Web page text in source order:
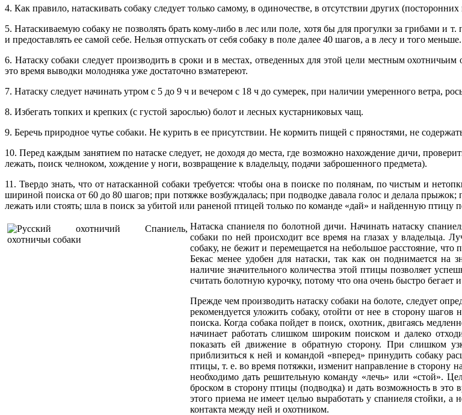
4. Как правило, натаскивать собаку следует только самому, в одиночестве, в отсутствии других
5. Натаскиваемую собаку не позволять брать кому-либо в лес или поле, хотя бы для прогулки за грибами и
и предоставлять ее самой себе. Нельзя отпускать от себя собаку в поле далее 40 шагов, а в лесу и того меньше.
6. Натаску собаки следует производить в сроки и в местах, отведенных для этой цели местным
это время выводки молодняка уже достаточно взматереют.
7. Натаску следует начинать утром с 5 до 9 ч и вечером с 18 ч до сумерек, при наличии умеренного ветра,
8. Избегать топких и крепких (с густой зарослью) болот и лесных кустарниковых чащ.
9. Беречь природное чутье собаки. Не курить в ее присутствии. Не кормить пищей с пряностями, не
10. Перед каждым занятием по натаске следует, не доходя до места, где возможно нахождение дичи,
лежать, поиск челноком, хождение у ноги, возвращение к владельцу, подачи заброшенного предмета).
11. Твердо знать, что от натасканной собаки требуется: чтобы она в поиске по полянам, по чистым и
шириной поиска от 60 до 80 шагов; при потяжке возбуждалась; при подводке давала голос и делала прыжок;
лежать или стоять; шла в поиск за убитой или раненой птицей только по команде «дай» и найденную птицу
Натаска спаниеля по болотной дичи. Начинать натаску
собаки по ней происходит все время на глазах у владельца.
собаку, не бежит и перемещается на небольшое расстояние,
Бекас менее удобен для натаски, так как он поднимается на
наличие значительного количества этой птицы позволяет
считать болотную курочку, потому что она очень быстро бегает
Прежде чем производить натаску собаки на болоте, следует
рекомендуется уложить собаку, отойти от нее в сторону
поиска. Когда собака пойдет в поиск, охотник, двигаясь
начинает работать слишком широким поиском и далеко
показать ей движение в обратную сторону. При слишком
приблизиться к ней и командой «вперед» принудить собаку
птицы, т. е. во время потяжки, изменит направление в сторону
необходимо дать решительную команду «лечь» или «стой».
броском в сторону птицы (подводка) и дать возможность в
этого приема не имеет целью выработать у спаниеля стойки,
контакта между ней и охотником.